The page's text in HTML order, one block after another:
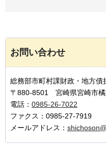
お問い合わせ
総務部市町村課財政・地方債
〒880-8501 宮崎県宮崎市
電話： 0985-26-7022
ファクス：0985-27-7919
メールアドレス：